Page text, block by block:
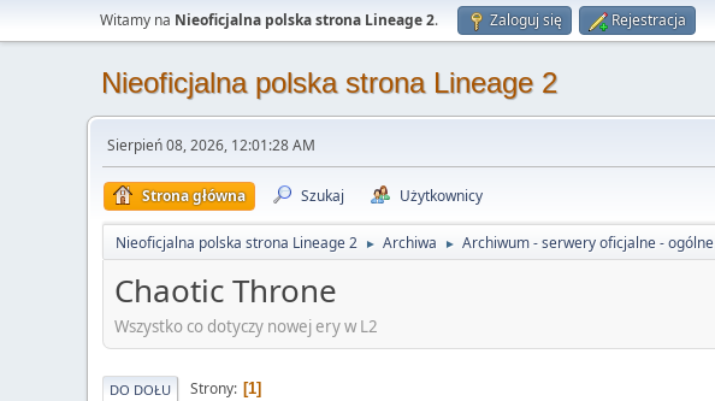
Witamy na Nieoficjalna polska strona Lineage 2. Zaloguj się Rejestracja
Nieoficjalna polska strona Lineage 2
Sierpień 08, 2026, 12:01:28 AM
Strona główna Szukaj Użytkownicy
Nieoficjalna polska strona Lineage 2 ► Archiwa ► Archiwum - serwery oficjalne - ogólne
Chaotic Throne
Wszystko co dotyczy nowej ery w L2
DO DOŁU Strony 1